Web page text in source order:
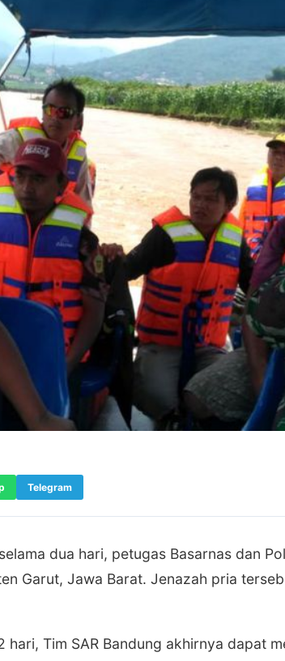
Telegram
dua hari, petugas Basarnas dan
Garut, Jawa Barat. Jenazah pria
hari, Tim SAR Bandung akhirnya dapat